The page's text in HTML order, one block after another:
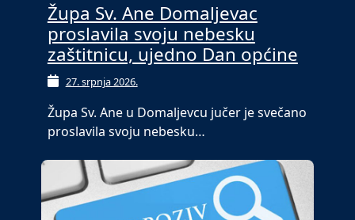
Župa Sv. Ane Domaljevac
proslavila svoju nebesku
zaštitnicu, ujedno Dan općine
27. srpnja 2026.
Župa Sv. Ane u Domaljevcu jučer je svečano
proslavila svoju nebesku…